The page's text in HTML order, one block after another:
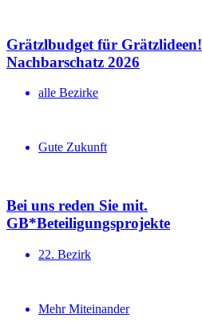
Grätzlbudget für Grätzlideen!
Nachbar­schatz 2026
alle Bezirke
Gute Zukunft
Bei uns reden Sie mit.
GB*Betei­li­gungs­projekte
22. Bezirk
Mehr Miteinander